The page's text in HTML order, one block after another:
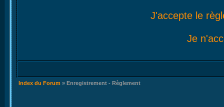
J'accepte le
Je
Index du Forum» Enregistrement - Règlement